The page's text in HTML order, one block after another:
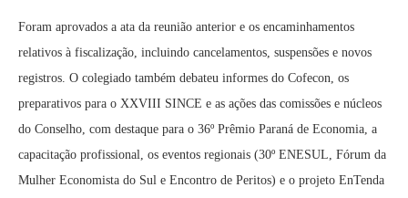
Foram aprovados a ata da reunião anterior e os encaminhamentos
relativos à fiscalização, incluindo cancelamentos, suspensões e novos
registros. O colegiado também debateu informes do Cofecon, os
preparativos para o XXVIII SINCE e as ações das comissões e núcleos
do Conselho, com destaque para o 36º Prêmio Paraná de Economia, a
capacitação profissional, os eventos regionais (30º ENESUL, Fórum da
Mulher Economista do Sul e Encontro de Peritos) e o projeto EnTenda